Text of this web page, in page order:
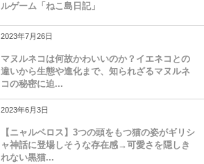
ルゲーム「ねこ島日記」
2023年7月26日
マヌルネコは何故かわいいのか？イエネコとの
違いから生態や進化まで、知られざるマヌルネ
コの秘密に迫...
2023年6月3日
【ニャルベロス】3つの頭をもつ猫の姿がギリシ
ャ神話に登場しそうな存在感→可愛さを隠しき
れない黒猫...